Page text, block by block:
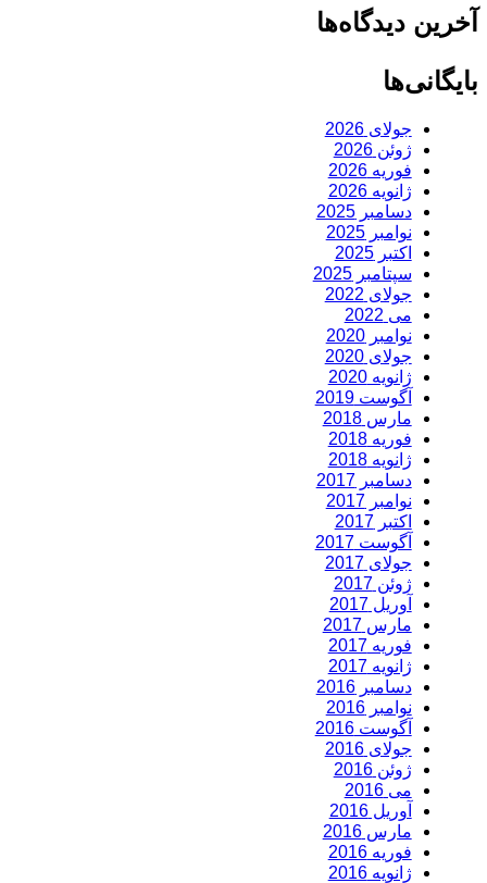
آخرین دیدگاه‌ها
بایگانی‌ها
جولای 2026
ژوئن 2026
فوریه 2026
ژانویه 2026
دسامبر 2025
نوامبر 2025
اکتبر 2025
سپتامبر 2025
جولای 2022
می 2022
نوامبر 2020
جولای 2020
ژانویه 2020
آگوست 2019
مارس 2018
فوریه 2018
ژانویه 2018
دسامبر 2017
نوامبر 2017
اکتبر 2017
آگوست 2017
جولای 2017
ژوئن 2017
آوریل 2017
مارس 2017
فوریه 2017
ژانویه 2017
دسامبر 2016
نوامبر 2016
آگوست 2016
جولای 2016
ژوئن 2016
می 2016
آوریل 2016
مارس 2016
فوریه 2016
ژانویه 2016